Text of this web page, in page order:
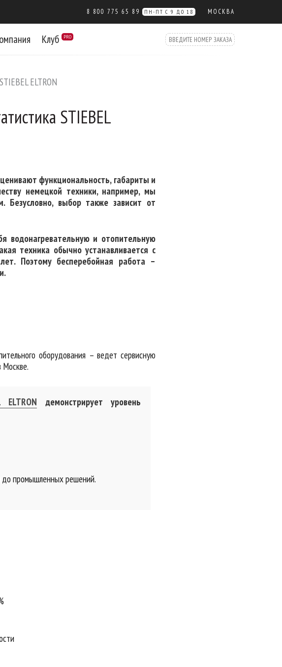
8 800 775 65 89 ПН-ПТ С 9 ДО 18 МОСКВА
Клуб PRO
ELTRON
STIEBEL
функциональность, габариты и
немецкой техники, например, мы
Безусловно, выбор также зависит от
водонагревательную и отопительную
техника обычно устанавливается с
Поэтому бесперебойная работа –
оборудования – ведет сервисную
Москве.
ELTRON демонстрирует уровень
до промышленных решений.